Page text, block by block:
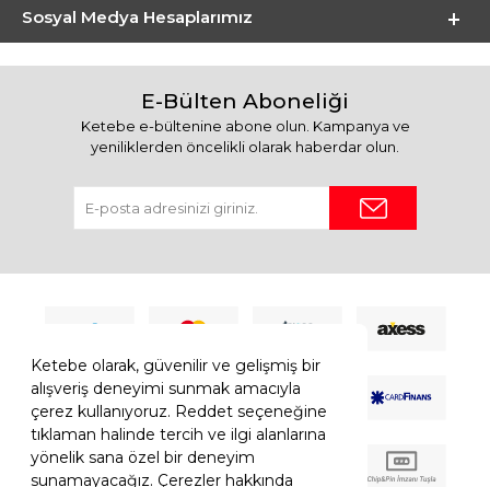
Ketebe olarak, güvenilir ve gelişmiş bir
alışveriş deneyimi sunmak amacıyla
çerez kullanıyoruz. Reddet seçeneğine
tıklaman halinde tercih ve ilgi alanlarına
yönelik sana özel bir deneyim
sunamayacağız. Çerezler hakkında
Sosyal Medya Hesaplarımız
E-Bülten Aboneliği
Ketebe e-bültenine abone olun. Kampanya ve
yeniliklerden öncelikli olarak haberdar olun.